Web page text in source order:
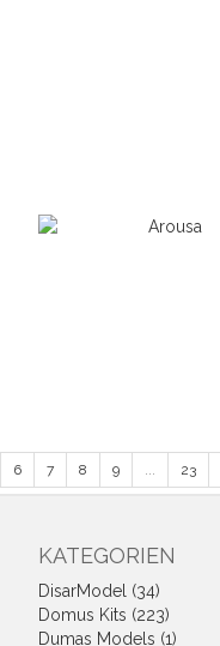
6 7 8 9 ... 23
KATEGORIEN
DisarModel (34)
Domus Kits (223)
Dumas Models (1)